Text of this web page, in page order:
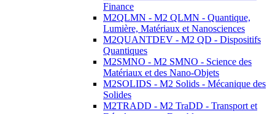
Finance
M2QLMN - M2 QLMN - Quantique,
Lumière, Matériaux et Nanosciences
M2QUANTDEV - M2 QD - Dispositifs
Quantiques
M2SMNO - M2 SMNO - Science des
Matériaux et des Nano-Objets
M2SOLIDS - M2 Solids - Mécanique des
Solides
M2TRADD - M2 TraDD - Transport et